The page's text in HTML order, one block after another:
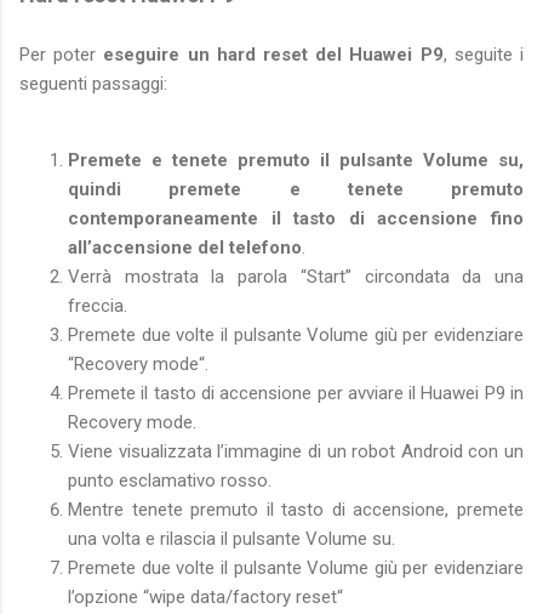
Per poter eseguire un hard reset del Huawei P9, seguite i
seguenti passaggi:
Premete e tenete premuto il pulsante Volume su,
quindi premete e tenete premuto
contemporaneamente il tasto di accensione fino
all’accensione del telefono.
Verrà mostrata la parola “Start” circondata da una
freccia.
Premete due volte il pulsante Volume giù per evidenziare
“Recovery mode“.
Premete il tasto di accensione per avviare il Huawei P9 in
Recovery mode.
Viene visualizzata l’immagine di un robot Android con un
punto esclamativo rosso.
Mentre tenete premuto il tasto di accensione, premete
una volta e rilascia il pulsante Volume su.
Premete due volte il pulsante Volume giù per evidenziare
l’opzione “wipe data/factory reset“